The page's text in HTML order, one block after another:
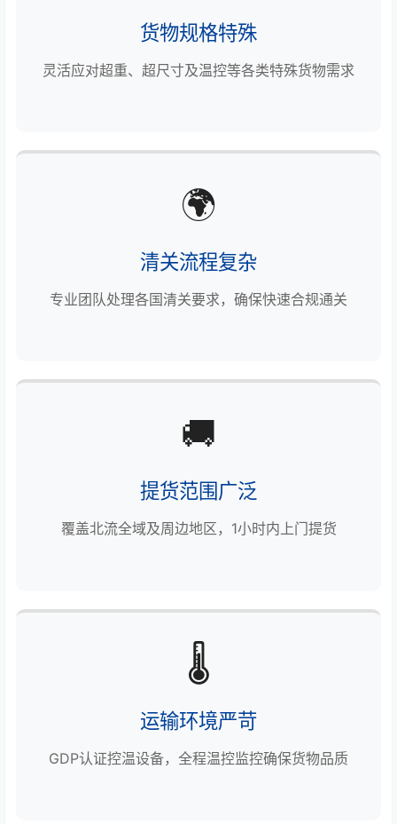
货物规格特殊
灵活应对超重、超尺寸及温控等各类特殊货物需求
🌍
清关流程复杂
专业团队处理各国清关要求，确保快速合规通关
🚚
提货范围广泛
覆盖北流全域及周边地区，1小时内上门提货
🌡️
运输环境严苛
GDP认证控温设备，全程温控监控确保货物品质